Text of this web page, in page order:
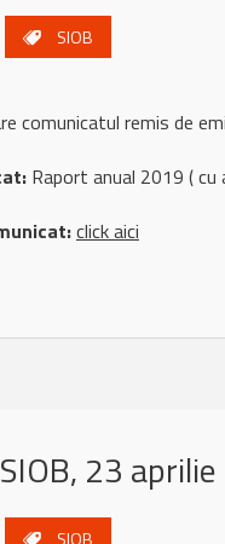
SIOB
comunicatul remis de
Raport anual 2019 ( cu
click aici
23
SIOB